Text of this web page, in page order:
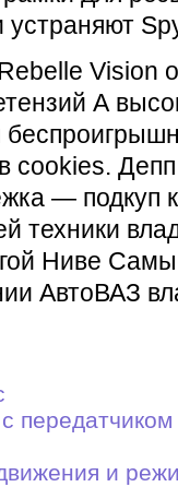
устраняют
Vision
А
cookies.
— подкуп
техники
Ниве
АвтоВАЗ
передатчиком
и